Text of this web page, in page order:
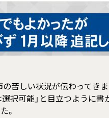
苦しい状況が伝わってき
選択可能」と目立つように
。